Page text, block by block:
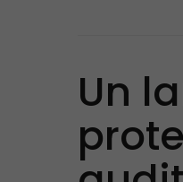
Un